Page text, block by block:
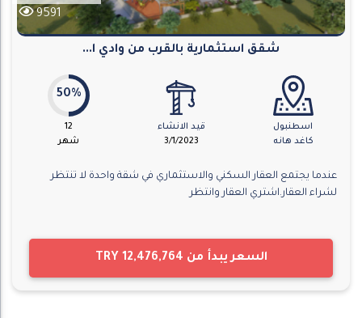
9591
شقق استثمارية بالقرب من وادي ا...
اسطنبول
كاغد هانه
قيد الانشاء
3/1/2023
50%
12
شهر
عندما يجتمع العقار السكني والاستثماري في شقة واحدة لا تنتظر
لشراء العقار.اشتري العقار وانتظر
السعر يبدأ من TRY 12,476,764